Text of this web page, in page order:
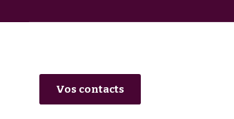
Vos contacts